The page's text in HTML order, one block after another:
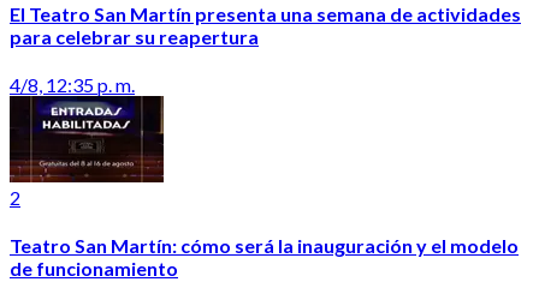
El Teatro San Martín presenta una semana de actividades
para celebrar su reapertura
4/8, 12:35 p. m.
2
Teatro San Martín: cómo será la inauguración y el modelo
de funcionamiento